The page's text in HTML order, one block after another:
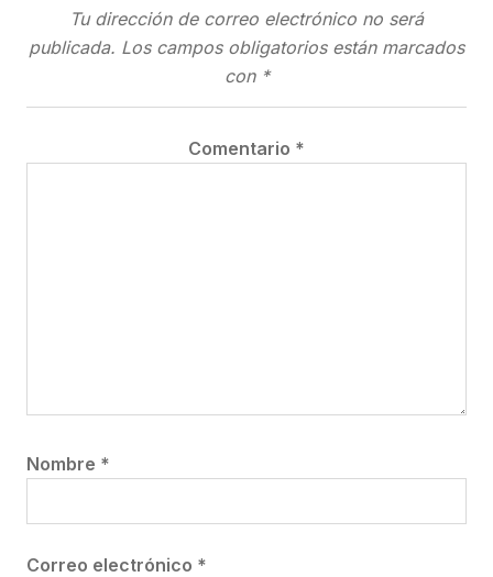
Tu dirección de correo electrónico no será
publicada. Los campos obligatorios están marcados
con *
Comentario *
Nombre *
Correo electrónico *